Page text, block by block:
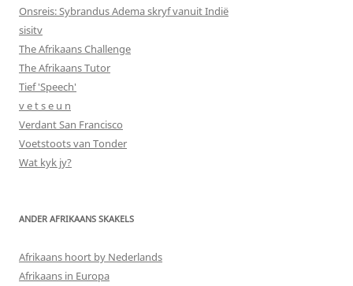
Onsreis: Sybrandus Adema skryf vanuit Indië
sisitv
The Afrikaans Challenge
The Afrikaans Tutor
Tief 'Speech'
v e t s e u n
Verdant San Francisco
Voetstoots van Tonder
Wat kyk jy?
ANDER AFRIKAANS SKAKELS
Afrikaans hoort by Nederlands
Afrikaans in Europa